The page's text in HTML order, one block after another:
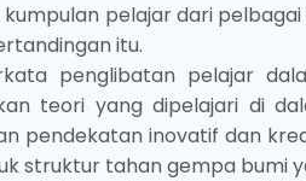
pelajar dari
itu.
penglibatan pelajar
teori yang dipelajari di
pendekatan inovatif dan
struktur tahan gempa bumi